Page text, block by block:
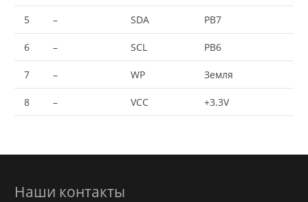
5 – SDA PB7
6 – SCL PB6
7 – WP Земля
8 – VCC +3.3V
Наши контакты